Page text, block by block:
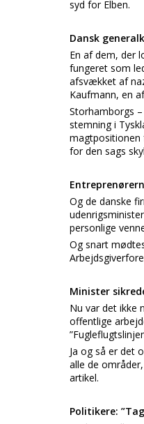
syd for Elben.
Dansk
En af dem, der
fungeret som
afsvækket af
Kaufmann, en
Storhamborgs
stemning i
magtpositionen
for den sags
Og de danske
personlige
Og snart
Minister
Nu var det ikke
offentlige
Ja og så er det
alle de
artikel.
Politikere: